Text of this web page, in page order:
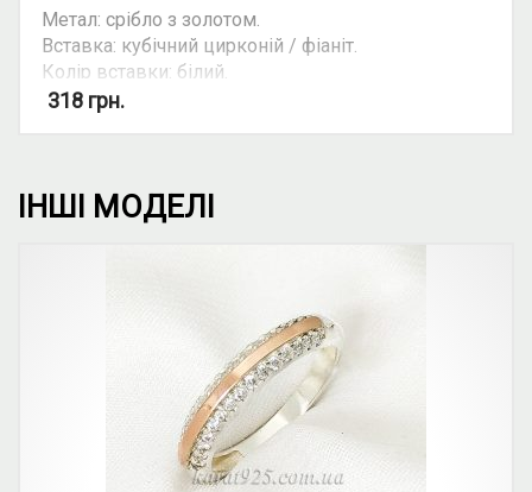
Метал: срібло з золотом.
Вставка: кубічний цирконій / фіаніт.
Колір вставки: білий.
Можливість комплекту: так.
318 грн.
ІНШІ МОДЕЛІ